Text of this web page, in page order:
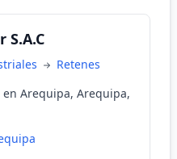
S.A.C
Retenes
en Arequipa, Arequipa,